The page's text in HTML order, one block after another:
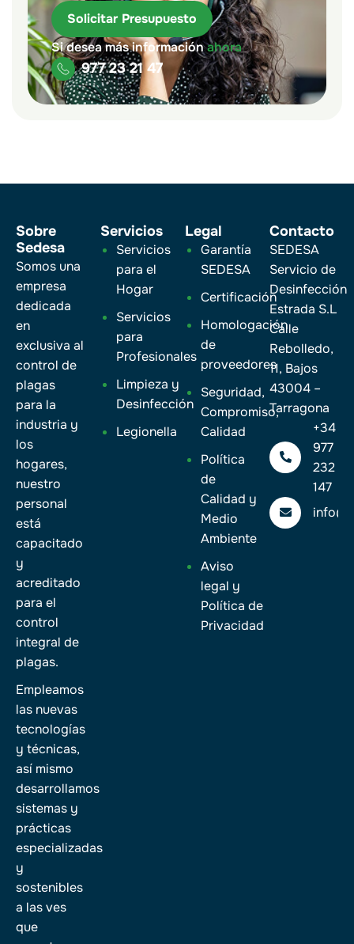
Solicitar Presupuesto
Si desea más informaciónahora
977 23 21 47
Sobre
Sedesa
Somos una
empresa
dedicada
en
exclusiva al
control de
plagas
para la
industria y
los
hogares,
nuestro
personal
está
capacitado
y
acreditado
para el
control
integral de
plagas.
Empleamos
las nuevas
tecnologías
y técnicas,
así mismo
desarrollamos
sistemas y
prácticas
especializadas
y
sostenibles
a las ves
que
Servicios
Servicios
para el
Hogar
Servicios
para
Profesionales
Limpieza y
Desinfección
Legionella
Legal
Garantía
SEDESA
Certificación
Homologación
de
proveedores
Seguridad,
Compromiso,
Calidad
Política
de
Calidad y
Medio
Ambiente
Aviso
legal y
Política de
Privacidad
Contacto
SEDESA
Servicio de
Desinfección
Estrada S.L
Calle
Rebolledo,
11, Bajos
43004 –
Tarragona
+34
977
232
147